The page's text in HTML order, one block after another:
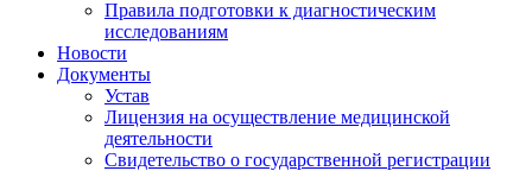
Правила подготовки к диагностическим
исследованиям
Новости
Документы
Устав
Лицензия на осуществление медицинской
деятельности
Свидетельство о государственной регистрации